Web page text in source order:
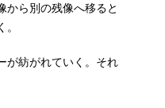
から別の残像へ移ると
が紡がれていく。それ